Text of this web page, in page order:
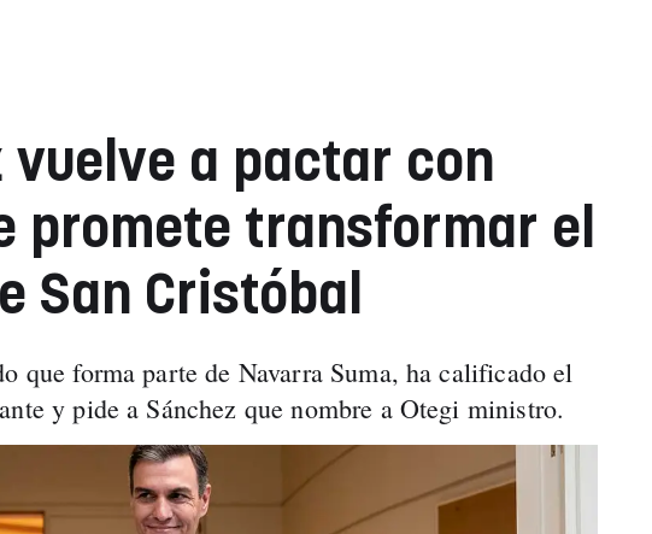
vuelve a pactar con
promete transformar el
San Cristóbal
que forma parte de Navarra Suma, ha calificado el
y pide a Sánchez que nombre a Otegi ministro.